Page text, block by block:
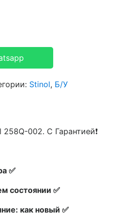
Stinol, Б/У
002. С Гарантией❗
✅
состоянии ✅
как новый ✅